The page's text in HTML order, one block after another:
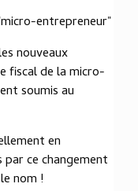
entrepreneur"
nouveaux
fiscal de la micro-
soumis au
en
ce changement
nom !